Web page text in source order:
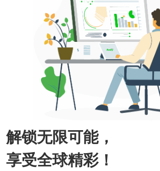
解锁无限可能，
享受全球精彩！